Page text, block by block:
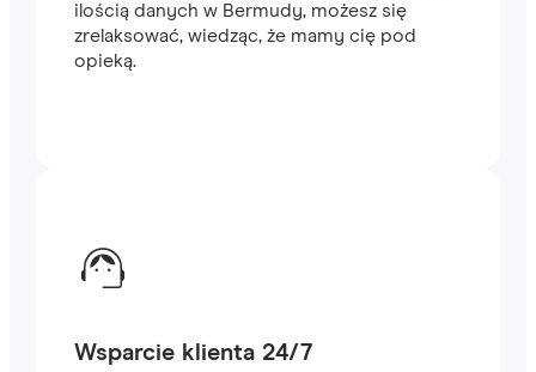
ilością danych w Bermudy, możesz się
zrelaksować, wiedząc, że mamy cię pod
opieką.
Wsparcie klienta 24/7